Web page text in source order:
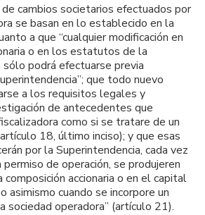
cambios societarios efectuados por
se basan en lo establecido en la
a que “cualquier modificación en
o en los estatutos de la
podrá efectuarse previa
que todo nuevo
a los requisitos legales y
de antecedentes que
como si se tratare de un
18, último inciso); y que esas
por la Superintendencia, cada vez
de operación, se produjeren
composición accionaria o en el capital
asimismo cuando se incorpore un
sociedad operadora” (artículo 21).